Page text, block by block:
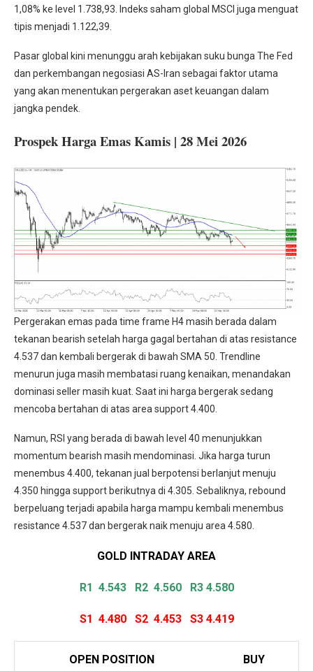
1,08% ke level 1.738,93. Indeks saham global MSCI juga menguat
tipis menjadi 1.122,39.
Pasar global kini menunggu arah kebijakan suku bunga The Fed
dan perkembangan negosiasi AS-Iran sebagai faktor utama
yang akan menentukan pergerakan aset keuangan dalam
jangka pendek.
Prospek Harga Emas Kamis | 28 Mei 2026
Pergerakan emas pada time frame H4 masih berada dalam
tekanan bearish setelah harga gagal bertahan di atas resistance
4.537 dan kembali bergerak di bawah SMA 50. Trendline
menurun juga masih membatasi ruang kenaikan, menandakan
dominasi seller masih kuat. Saat ini harga bergerak sedang
mencoba bertahan di atas area support 4.400.
Namun, RSI yang berada di bawah level 40 menunjukkan
momentum bearish masih mendominasi. Jika harga turun
menembus 4.400, tekanan jual berpotensi berlanjut menuju
4.350 hingga support berikutnya di 4.305. Sebaliknya, rebound
berpeluang terjadi apabila harga mampu kembali menembus
resistance 4.537 dan bergerak naik menuju area 4.580.
GOLD INTRADAY AREA
R1 4.543 R2 4.560 R3 4.580
S1 4.480S2 4.453 S3 4.419
OPEN POSITION BUY